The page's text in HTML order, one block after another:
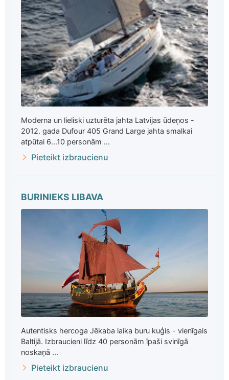
Moderna un lieliski uzturēta jahta Latvijas ūdeņos -
2012. gada Dufour 405 Grand Large jahta smalkai
atpūtai 6...10 personām ...
Pieteikt izbraucienu
BURINIEKS LIBAVA
Autentisks hercoga Jēkaba laika buru kuģis - vienīgais
Baltijā. Izbraucieni līdz 40 personām īpaši svinīgā
noskaņā ...
Pieteikt izbraucienu